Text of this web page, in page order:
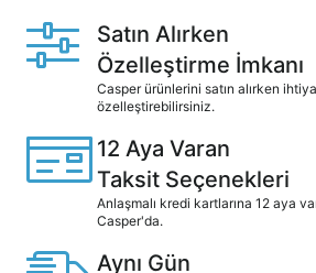
Satın Alırken
Özelleştirme İmkanı
Casper ürünlerini satın alırken
özelleştirebilirsiniz.
12 Aya Varan
Taksit Seçenekleri
Anlaşmalı kredi kartlarına 12 aya
Casper'da.
Aynı Gün